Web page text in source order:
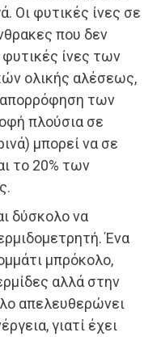
Οι φυτικές ίνες σε
που δεν
ίνες των
ολικής αλέσεως,
απορρόφηση των
πλούσια σε
μπορεί να σε
το 20% των
δύσκολο να
Ένα
μπρόκολο,
αλλά στην
απελευθερώνει
γιατί έχει